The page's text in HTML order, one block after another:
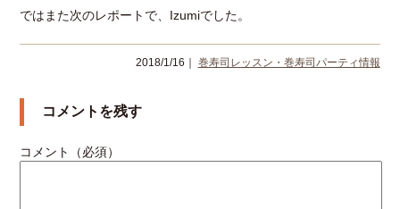
ではまた次のレポートで、 Izumiでした。
2018/1/16｜ 巻寿司レッスン・巻寿司パーティ情報
コメントを残す
コメント（必須）